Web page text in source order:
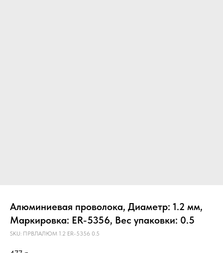
Алюминиевая проволока, Диаметр: 1.2 мм,
Маркировка: ER-5356, Вес упаковки: 0.5
SKU: ПРВЛАЛЮМ 1.2 ER-5356 0.5